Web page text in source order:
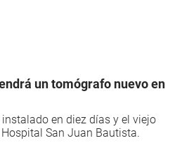
un tomógrafo nuevo en
en diez días y el viejo
San Juan Bautista.